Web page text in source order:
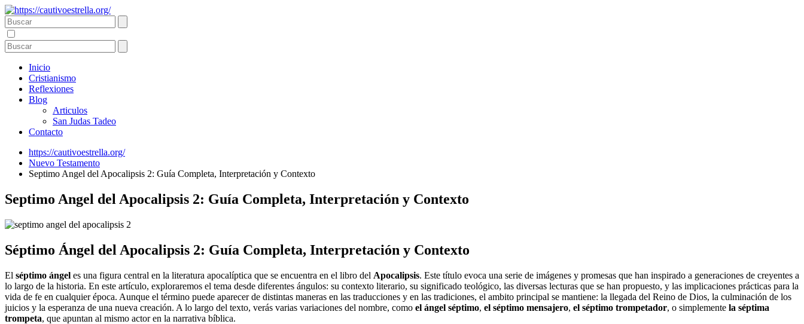
Inicio
Cristianismo
Reflexiones
Blog
Articulos
San Judas Tadeo
Contacto
https://cautivoestrella.org/
Nuevo Testamento
Septimo Angel del Apocalipsis 2: Guía Completa, Interpretación y Contexto
Septimo Angel del Apocalipsis 2: Guía Completa, Interpretación y Contexto
Séptimo Ángel del Apocalipsis 2: Guía Completa, Interpretación y Contexto
El séptimo ángel es una figura central en la literatura apocalíptica que se encuentra en el libro del Apocalipsis. Este título evoca una serie de imágenes y promesas que han inspirado a generaciones de creyentes a
lo largo de la historia. En este artículo, exploraremos el tema desde diferentes ángulos: su contexto literario, su significado teológico, las diversas lecturas que se han propuesto, y las implicaciones prácticas para la
vida de fe en cualquier época. Aunque el término puede aparecer de distintas maneras en las traducciones y en las tradiciones, el ambito principal se mantiene: la llegada del Reino de Dios, la culminación de los
juicios y la esperanza de una nueva creación. A lo largo del texto, verás varias variaciones del nombre, como el ángel séptimo, el séptimo mensajero, el séptimo trompetador, o simplemente la séptima
trompeta, que apuntan al mismo actor en la narrativa bíblica.